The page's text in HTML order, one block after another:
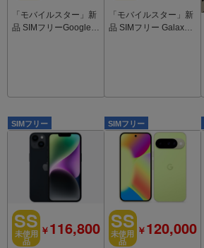
「モバイルスター」新
品 SIMフリーGoogle P
「モバイルスター」新
品 SIMフリー Galaxy A
SIMフリー
SS
未使用
品
￥116,800
SIMフリー
SS
未使用
品
￥120,000